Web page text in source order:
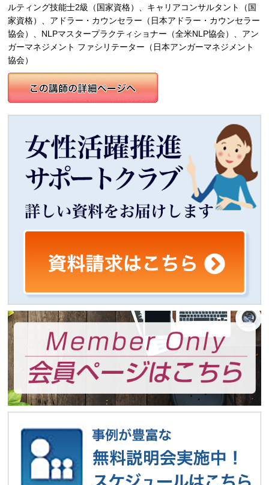
ルティング技能士2級（国家資格）、キャリアコンサルタント（国
家資格）、アドラー・カウンセラー（日本アドラー・カウンセラー
協会）、NLPマスタープラクティショナー（全米NLP協会）、アン
ガーマネジメント ファシリテーター（日本アンガーマネジメント
協会）